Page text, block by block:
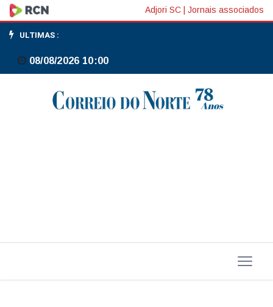
Mercosul-
UE/Lula:
acordo
criará
oportunidades
geração
Adjori SC Jornais associados
ULTIMAS :
08/08/2026 10:00